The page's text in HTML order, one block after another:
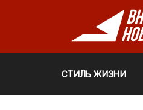
СТИЛЬ ЖИЗНИ